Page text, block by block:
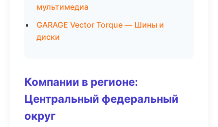
мультимедиа
GARAGE Vector Torque — Шины и
диски
Компании в регионе:
Центральный федеральный
округ